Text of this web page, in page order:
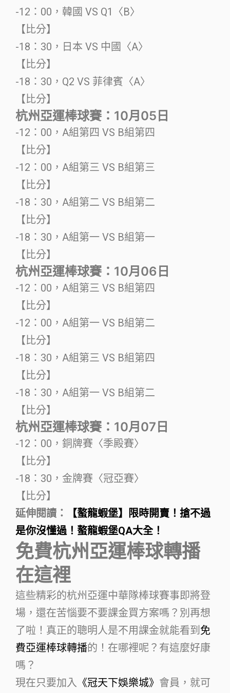
-12：00，韓國 VS Q1〈B〉
【比分】
-18：30，日本 VS 中國〈A〉
【比分】
-18：30，Q2 VS 菲律賓〈A〉
【比分】
杭州亞運棒球賽：10月05日
-12：00，A組第四 VS B組第四
【比分】
-12：00，A組第三 VS B組第三
【比分】
-18：30，A組第二 VS B組第二
【比分】
-18：30，A組第一 VS B組第一
【比分】
杭州亞運棒球賽：10月06日
-12：00，A組第三 VS B組第四
【比分】
-12：00，A組第一 VS B組第二
【比分】
-18：30，A組第三 VS B組第四
【比分】
-18：30，A組第一 VS B組第二
【比分】
杭州亞運棒球賽：10月07日
-12：00，銅牌賽〈季殿賽〉
【比分】
-18：30，金牌賽〈冠亞賽〉
【比分】
延伸閱讀：
【螯龍蝦堡】限時開賣！搶不過
是你沒懂過！螯龍蝦堡QA大全！
免費杭州亞運棒球轉播
在這裡
這些精彩的杭州亞運中華隊棒球賽事即將登
場，還在苦惱要不要課金買方案嗎？別再想
了啦！真正的聰明人是不用課金就能看到 免
費亞運棒球轉播的！在哪裡呢？有這麼好康
嗎？
現在只要加入 《冠天下娛樂城》 會員，就可